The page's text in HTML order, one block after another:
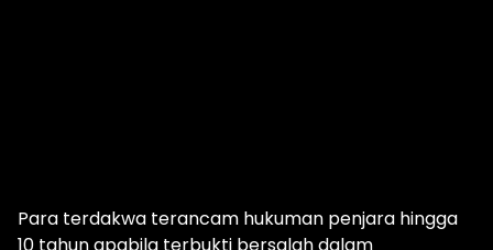
Para terdakwa terancam hukuman penjara hingga
10 tahun apabila terbukti bersalah dalam